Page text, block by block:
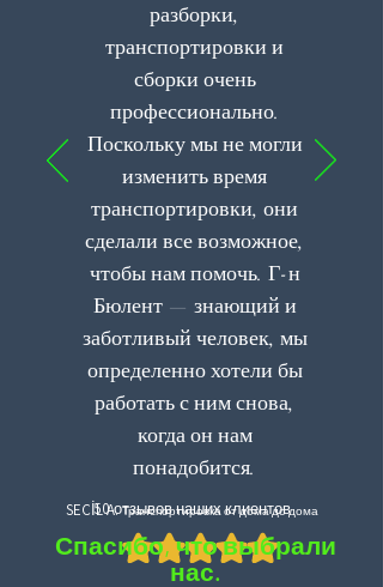
разборки,
транспортировки и
сборки очень
профессионально.
Поскольку мы не могли
изменить время
транспортировки, они
сделали все возможное,
чтобы нам помочь. Г-н
Бюлент — знающий и
заботливый человек, мы
определенно хотели бы
работать с ним снова,
когда он нам
понадобится.
SEÇİL A. Транспортировка от дома до дома
50 отзывов наших клиентов
Спасибо, что выбрали
нас.